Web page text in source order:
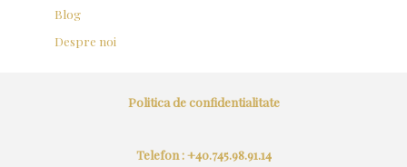
Blog
Despre noi
Politica de confidentialitate
Telefon : +40.745.98.91.14